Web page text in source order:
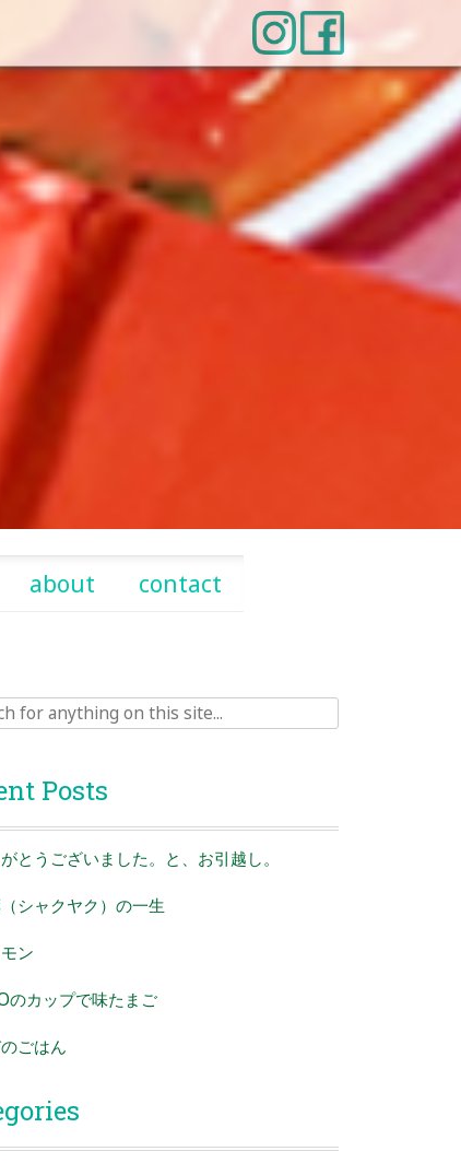
about contact
Posts
とうございました。と、お引越し。
シャクヤク）の一生
ン
のカップで味たまご
ごはん